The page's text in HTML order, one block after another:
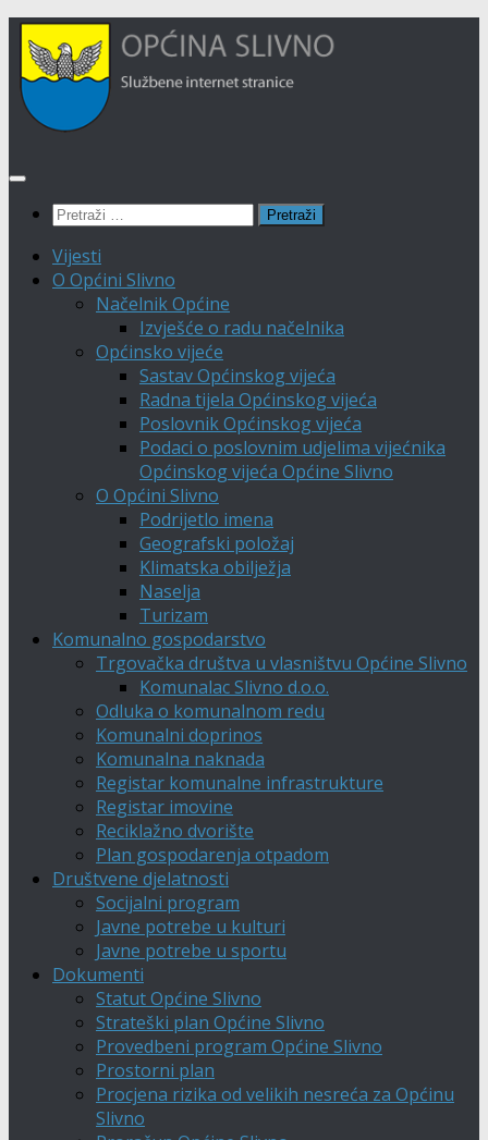
content
Skip
content
Pretraži:
Vijesti
O Općini Slivno
Načelnik Općine
Izvješće o radu načelnika
Općinsko vijeće
Sastav Općinskog vijeća
Radna tijela Općinskog vijeća
Poslovnik Općinskog vijeća
Podaci o poslovnim udjelima vijećnika
Općinskog vijeća Općine Slivno
O Općini Slivno
Podrijetlo imena
Geografski položaj
Klimatska obilježja
Naselja
Turizam
Komunalno gospodarstvo
Trgovačka društva u vlasništvu Općine Slivno
Komunalac Slivno d.o.o.
Odluka o komunalnom redu
Komunalni doprinos
Komunalna naknada
Registar komunalne infrastrukture
Registar imovine
Reciklažno dvorište
Plan gospodarenja otpadom
Društvene djelatnosti
Socijalni program
Javne potrebe u kulturi
Javne potrebe u sportu
Dokumenti
Statut Općine Slivno
Strateški plan Općine Slivno
Provedbeni program Općine Slivno
Prostorni plan
Procjena rizika od velikih nesreća za Općinu
Slivno